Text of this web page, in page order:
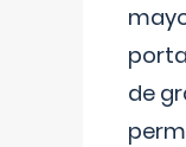
de